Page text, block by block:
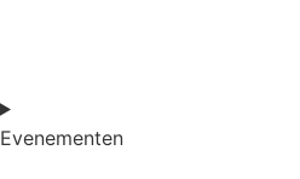
Evenementen